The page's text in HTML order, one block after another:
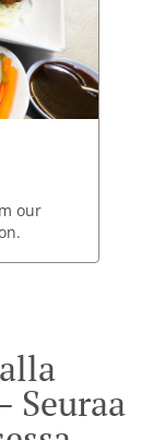
our
Seuraa